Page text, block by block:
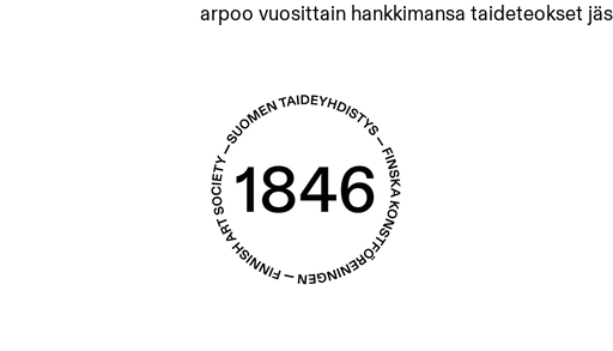
arpoo vuosittain hankkimansa taideteokset